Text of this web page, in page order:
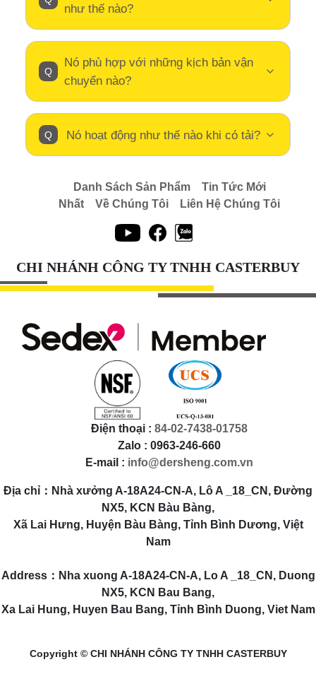
như thế nào?
Nó phù hợp với những kịch bản vận
chuyển nào?
Nó hoạt động như thế nào khi có tải?
Danh Sách Sản Phẩm
Tin Tức Mới
Nhất
Về Chúng Tôi Liên Hệ Chúng Tôi
CHI NHÁNH CÔNG TY TNHH CASTERBUY
Điện thoại : 84-02-7438-01758
Zalo : 0963-246-660
E-mail : info@dersheng.com.vn
Địa chỉ：Nhà xưởng A-18A24-CN-A, Lô A _18_CN, Đường
NX5, KCN Bàu Bàng,
Xã Lai Hưng, Huyện Bàu Bàng, Tỉnh Bình Dương, Việt
Nam
Address：Nha xuong A-18A24-CN-A, Lo A _18_CN, Duong
NX5, KCN Bau Bang,
Xa Lai Hung, Huyen Bau Bang, Tỉnh Bình Duong, Viet Nam
Copyright © CHI NHÁNH CÔNG TY TNHH CASTERBUY